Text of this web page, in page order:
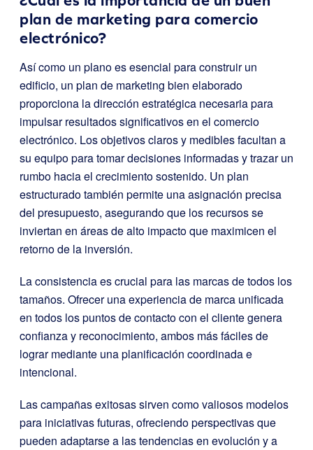
plan de marketing para comercio
electrónico?
Así como un plano es esencial para construir un
edificio, un plan de marketing bien elaborado
proporciona la dirección estratégica necesaria para
impulsar resultados significativos en el comercio
electrónico. Los objetivos claros y medibles facultan a
su equipo para tomar decisiones informadas y trazar un
rumbo hacia el crecimiento sostenido. Un plan
estructurado también permite una asignación precisa
del presupuesto, asegurando que los recursos se
inviertan en áreas de alto impacto que maximicen el
retorno de la inversión.
La consistencia es crucial para las marcas de todos los
tamaños. Ofrecer una experiencia de marca unificada
en todos los puntos de contacto con el cliente genera
confianza y reconocimiento, ambos más fáciles de
lograr mediante una planificación coordinada e
intencional.
Las campañas exitosas sirven como valiosos modelos
para iniciativas futuras, ofreciendo perspectivas que
pueden adaptarse a las tendencias en evolución y a